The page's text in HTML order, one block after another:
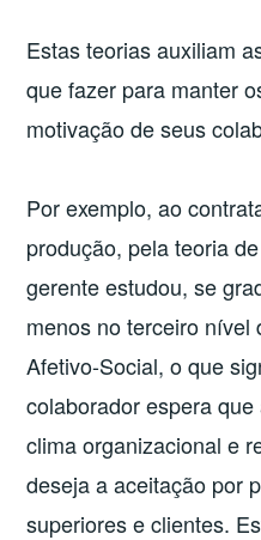
Estas teorias auxiliam
que fazer para manter
motivação de seus
Por exemplo, ao
produção, pela teoria
gerente estudou, se
menos no terceiro nível
Afetivo-Social, o que
colaborador espera
clima organizacional e
deseja a aceitação por
superiores e clientes.